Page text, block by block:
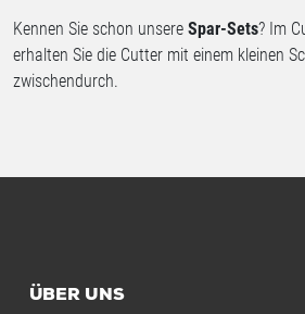
Kennen Sie schon unsere Spar-Sets? Im
erhalten Sie die Cutter mit einem kleinen
zwischendurch.
ÜBER UNS